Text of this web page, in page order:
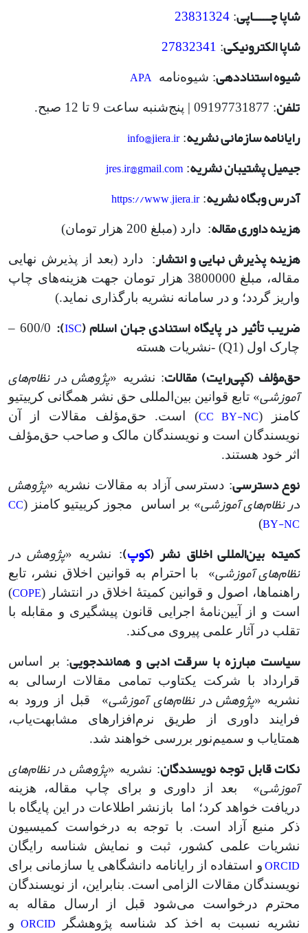
شاپا چـــــاپی:
23831324
شاپا الکترونیکی:
27832341
شیوه استناددهی: شیوه‌نامه APA
تلفن: 09197731877 | پنج‌شنبه ساعت 9 تا 12 صبح.
رایانامه سازمانی نشریه:
info@jiera.ir
جیمیل پشتیبان نشریه:
jres.ir@gmail.com
آدرس وبگاه نشریه:
https://www.jiera.ir
هزینه داوری مقاله: دارد (مبلغ 200 هزار تومان)
هزینه پذیرش نهایی و انتشار: دارد (بعد از پذیرش نهایی
مقاله، مبلغ 3800000 هزار تومان جهت هزینه‌های چاپ
واریز گردد؛ و در سامانه نشریه بارگذاری نماید.)
ضریب تأثیر در پایگاه استنادی جهان اسلام (ISC
):
600/0 –
چارک اول (Q1) -نشریات هسته
حق‌مؤلف (کپی‌رایت) مقالات: نشریه «پژوهش در نظام‌های
آموزشی» تابع قوانین بین‌المللی حق نشر همگانی کرییتیو
کامنز (CC BY-NC) است. حق‌مؤلف مقالات از آن
نویسندگان است و نویسندگان مالک و صاحب حق‌مؤلف
اثر خود هستند.
نوع دسترسی: دسترسی آزاد به مقالات نشریه «پژوهش
در نظام‌های آموزشی» بر اساس مجوز کرییتیو کامنز (CC
BY-NC
)
کمیته بین‌المللی اخلاق نشر (کوپ): نشریه «پژوهش در
نظام‌های آموزشی» با احترام به قوانین اخلاق نشر، تابع
راهنماها، اصول و قوانین کمیتۀ اخلاق در انتشار (COPE
)
است و از آیین‌نامۀ اجرایی قانون پیشگیری و مقابله با
تقلب در آثار علمی پیروی می‌کند.
سیاست مبارزه با سرقت ادبی و همانندجویی: بر اساس
قرارداد با شرکت یکتاوب تمامی مقالات ارسالی به
نشریه «پژوهش در نظام‌های آموزشی» قبل از ورود به
فرایند داوری از طریق نرم‌افزارهای مشابهت‌یاب،
همتایاب و سمیم‌نور بررسی خواهند شد.
نکات قابل توجه نویسندگان: نشریه «پژوهش در نظام‌های
آموزشی» بعد از داوری و برای چاپ مقاله، هزینه
دریافت خواهد کرد؛ اما بازنشر اطلاعات در این پایگاه با
ذکر منبع آزاد است. با توجه به درخواست کمیسیون
نشریات علمی کشور، ثبت و نمایش شناسه رایگان
ORCIDو استفاده از رایانامه دانشگاهی یا سازمانی برای
نویسندگان مقالات الزامی است. بنابراین، از نویسندگان
محترم درخواست می‌شود قبل از ارسال مقاله به
نشریه نسبت به اخذ کد شناسه پژوهشگر ORCID و